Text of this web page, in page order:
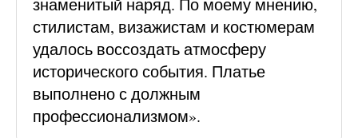
стилистам, визажистам и костюмерам
удалось воссоздать атмосферу
исторического события. Платье
выполнено с должным
профессионализмом».